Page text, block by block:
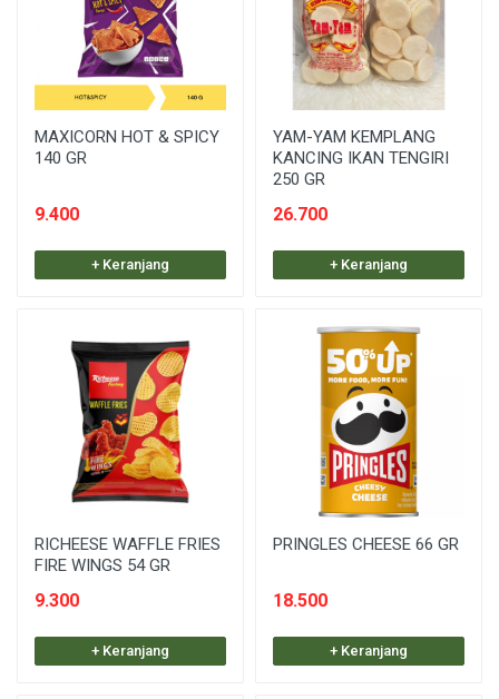
MAXICORN HOT & SPICY
140 GR
9.400
+ Keranjang
YAM-YAM KEMPLANG
KANCING IKAN TENGIRI
250 GR
26.700
+ Keranjang
RICHEESE WAFFLE FRIES
FIRE WINGS 54 GR
9.300
+ Keranjang
PRINGLES CHEESE 66 GR
18.500
+ Keranjang